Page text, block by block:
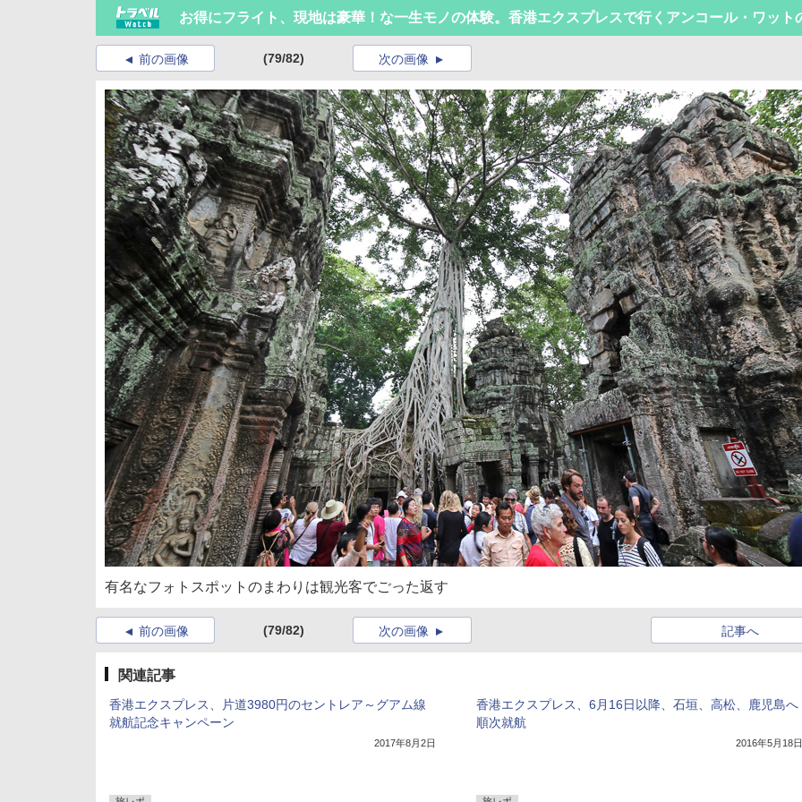
お得にフライト、現地は豪華！な一生モノの体験。香港エクスプレスで行くアンコール・ワット
前の画像 (79/82) 次の画像
有名なフォトスポットのまわりは観光客でごった返す
前の画像 (79/82) 記事へ
次の画像
関連記事
香港エクスプレス、片道3980円のセントレア～グアム線
就航記念キャンペーン
2017年8月2日
香港エクスプレス、6月16日以降、石垣、高松、鹿児島へ
順次就航
2016年5月18日